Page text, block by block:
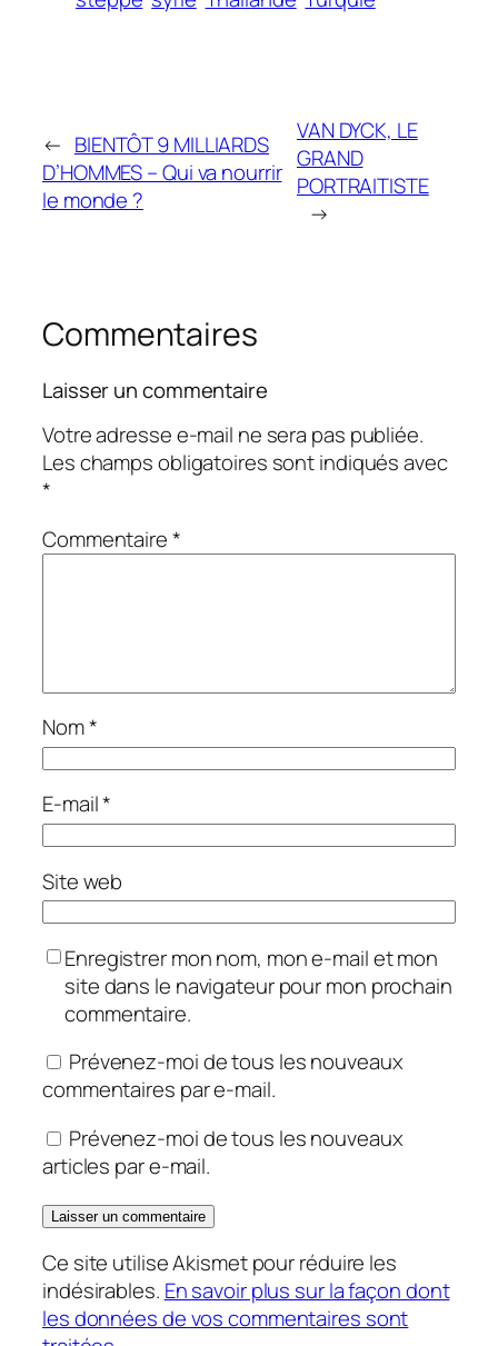
← BIENTÔT 9 MILLIARDS
D’HOMMES – Qui va nourrir
le monde ?
VAN DYCK, LE
GRAND
PORTRAITISTE
→
Commentaires
Laisser un commentaire
Votre adresse e-mail ne sera pas publiée.
Les champs obligatoires sont indiqués avec
*
Commentaire*
Nom*
E-mail*
Site web
Enregistrer mon nom, mon e-mail et mon
site dans le navigateur pour mon prochain
commentaire.
Prévenez-moi de tous les nouveaux
commentaires par e-mail.
Prévenez-moi de tous les nouveaux
articles par e-mail.
Ce site utilise Akismet pour réduire les
indésirables. En savoir plus sur la façon dont
les données de vos commentaires sont